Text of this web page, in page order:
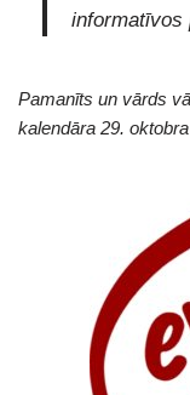
informatīvos
Pamanīts un vārds
kalendāra 29.